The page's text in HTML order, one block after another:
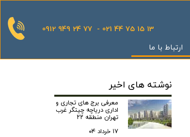
ارتباط با ما
0912 949 24 77 - 021 44 75 15 13
نوشته های اخیر
معرفی برج های تجاری و
اداری دریاچه چیتگر غرب
تهران منطقه ۲۲
۱۷ خرداد ۰۴